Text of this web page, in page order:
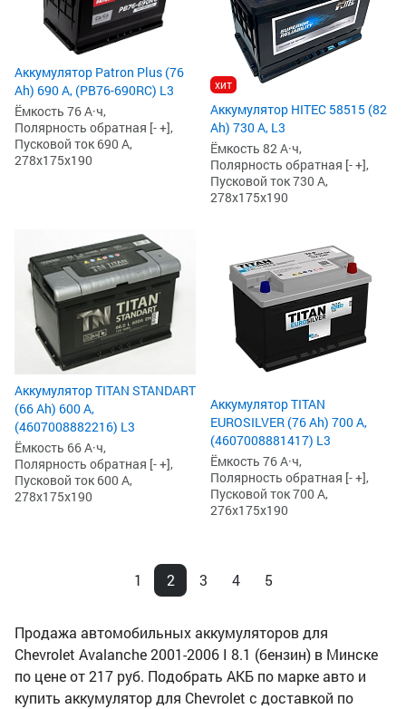
Аккумулятор Patron Plus (76
Ah) 690 А, (PB76-690RC) L3
Ёмкость 76 А·ч,
Полярность обратная [- +],
Пусковой ток 690 А,
278x175x190
хит
Аккумулятор HITEC 58515 (82
Ah) 730 А, L3
Ёмкость 82 А·ч,
Полярность обратная [- +],
Пусковой ток 730 А,
278x175x190
Аккумулятор TITAN STANDART
(66 Ah) 600 А,
(4607008882216) L3
Ёмкость 66 А·ч,
Полярность обратная [- +],
Пусковой ток 600 А,
278x175x190
Аккумулятор TITAN
EUROSILVER (76 Ah) 700 А,
(4607008881417) L3
Ёмкость 76 А·ч,
Полярность обратная [- +],
Пусковой ток 700 А,
276x175x190
1 2 3 4 5
Продажа автомобильных аккумуляторов для
Chevrolet Avalanche 2001-2006 I 8.1 (бензин) в Минске
по цене от 217 руб. Подобрать АКБ по марке авто и
купить аккумулятор для Chevrolet с доставкой по